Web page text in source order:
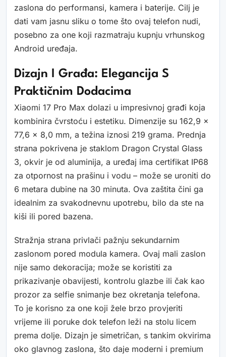
zaslona do performansi, kamera i baterije. Cilj je
dati vam jasnu sliku o tome što ovaj telefon nudi,
posebno za one koji razmatraju kupnju vrhunskog
Android uređaja.
Dizajn I Građa: Elegancija S
Praktičnim Dodacima
Xiaomi 17 Pro Max dolazi u impresivnoj građi koja
kombinira čvrstoću i estetiku. Dimenzije su 162,9 x
77,6 x 8,0 mm, a težina iznosi 219 grama. Prednja
strana pokrivena je staklom Dragon Crystal Glass
3, okvir je od aluminija, a uređaj ima certifikat IP68
za otpornost na prašinu i vodu – može se uroniti do
6 metara dubine na 30 minuta. Ova zaštita čini ga
idealnim za svakodnevnu upotrebu, bilo da ste na
kiši ili pored bazena.
Stražnja strana privlači pažnju sekundarnim
zaslonom pored modula kamera. Ovaj mali zaslon
nije samo dekoracija; može se koristiti za
prikazivanje obavijesti, kontrolu glazbe ili čak kao
prozor za selfie snimanje bez okretanja telefona.
To je korisno za one koji žele brzo provjeriti
vrijeme ili poruke dok telefon leži na stolu licem
prema dolje. Dizajn je simetričan, s tankim okvirima
oko glavnog zaslona, što daje moderni i premium